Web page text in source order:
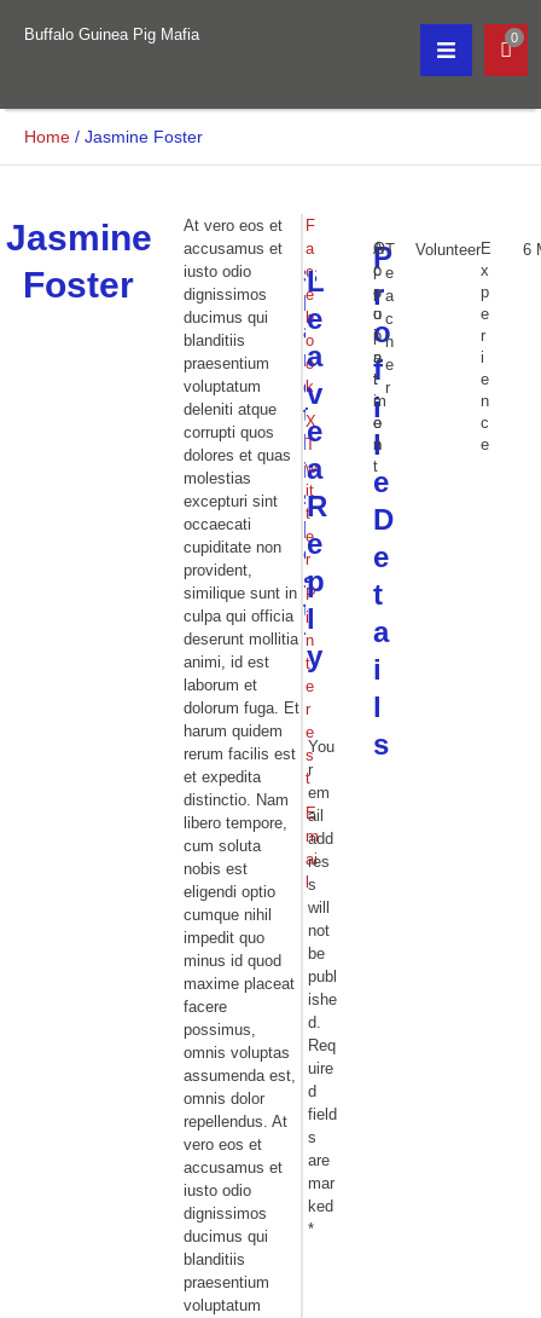
Buffalo Guinea Pig Mafia 0
Home / Jasmine Foster
Jasmine
Foster
At vero eos et
accusamus et
iusto odio
dignissimos
ducimus qui
blanditiis
praesentium
voluptatum
deleniti atque
corrupti quos
dolores et quas
molestias
excepturi sint
occaecati
cupiditate non
provident,
similique sunt in
culpa qui officia
deserunt mollitia
animi, id est
laborum et
dolorum fuga. Et
harum quidem
rerum facilis est
et expedita
distinctio. Nam
libero tempore,
cum soluta
nobis est
eligendi optio
cumque nihil
impedit quo
minus id quod
maxime placeat
facere
possimus,
omnis voluptas
assumenda est,
omnis dolor
repellendus. At
vero eos et
accusamus et
iusto odio
dignissimos
ducimus qui
blanditiis
praesentium
voluptatum
h
S
h
a
r
e
t
h
i
s
p
o
s
t
?
F
a
c
e
b
o
o
k
X
T
w
it
t
e
r
P
i
n
t
e
r
e
s
t
E
m
ai
l
L
e
a
v
e
a
R
e
p
l
y
You
r
em
ail
add
res
s
will
not
be
publ
ishe
d.
Req
uire
d
field
s
are
mar
ked
*
P
r
o
f
i
l
e
D
e
t
a
i
l
s
O
c
c
u
p
a
t
i
o
n
T
e
a
c
h
e
r
A
p
p
o
i
n
t
m
e
n
t
VolunteerE
x
p
e
r
i
e
n
c
e
6